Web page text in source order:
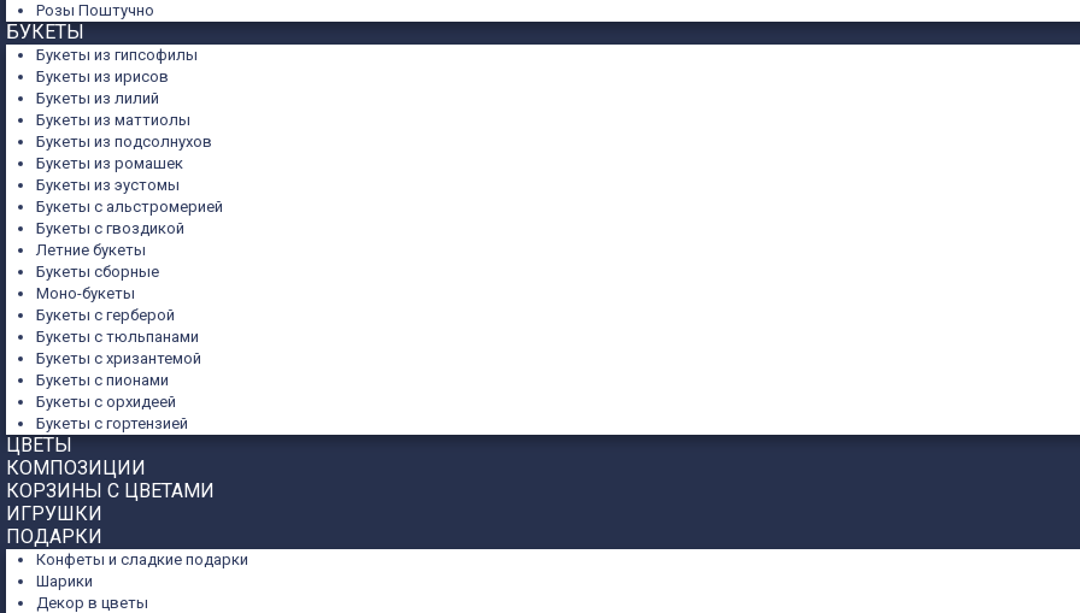
Розы Поштучно
БУКЕТЫ
Букеты из гипсофилы
Букеты из ирисов
Букеты из лилий
Букеты из маттиолы
Букеты из подсолнухов
Букеты из ромашек
Букеты из эустомы
Букеты с альстромерией
Букеты с гвоздикой
Летние букеты
Букеты сборные
Моно-букеты
Букеты с герберой
Букеты с тюльпанами
Букеты с хризантемой
Букеты с пионами
Букеты с орхидеей
Букеты с гортензией
ЦВЕТЫ
КОМПОЗИЦИИ
КОРЗИНЫ С ЦВЕТАМИ
ИГРУШКИ
ПОДАРКИ
Конфеты и сладкие подарки
Шарики
Декор в цветы